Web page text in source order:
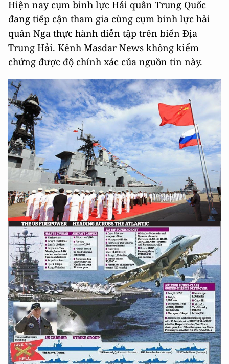
Hiện nay cụm binh lực Hải quân Trung Quốc
đang tiếp cận tham gia cùng cụm binh lực hải
quân Nga thực hành diễn tập trên biển Địa
Trung Hải. Kênh Masdar News không kiểm
chứng được độ chính xác của nguồn tin này.